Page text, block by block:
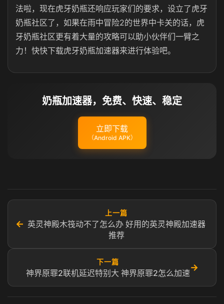
法啦，现在虎牙奶瓶还响应玩家们的要求，设立了虎牙
奶瓶社区了，如果在雨中冒险2的世界中卡关的话， 虎
牙奶瓶社区更有着大量的攻略可以助小伙伴们一臂之
力！快快下载虎牙奶瓶加速器来进行体验吧。
奶瓶加速器，免费、快速、稳定
立即下载
（Android APK）
←
上一篇
英灵神殿木筏动不了怎么办 好用的英灵神殿加速器
推荐
下一篇
神界原罪2联机延迟特别大 神界原罪2怎么加速
→